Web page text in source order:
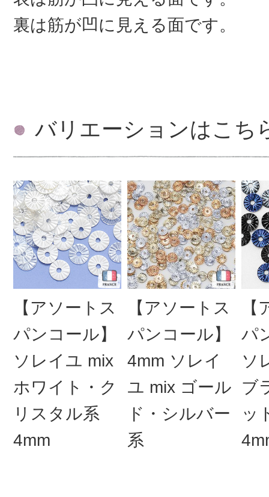
裏は筋が凹に見える面です。
バリエーションはこち
【アソートス
パンコール】
ソレイユ mix
ホワイト・ク
リスタル系
4mm
【アソートス
パンコール】
4mm ソレイ
ユ mix ゴール
ド・シルバー
系
パ
ソ
ブ
ッ